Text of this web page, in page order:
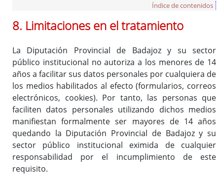
Índice de contenidos
8. Limitaciones en el tratamiento
La Diputación Provincial de Badajoz y su sector
público institucional no autoriza a los menores de 14
años a facilitar sus datos personales por cualquiera de
los medios habilitados al efecto (formularios, correos
electrónicos, cookies). Por tanto, las personas que
faciliten datos personales utilizando dichos medios
manifiestan formalmente ser mayores de 14 años
quedando la Diputación Provincial de Badajozy su
sector público institucional eximida de cualquier
responsabilidad por el incumplimiento de este
requisito.